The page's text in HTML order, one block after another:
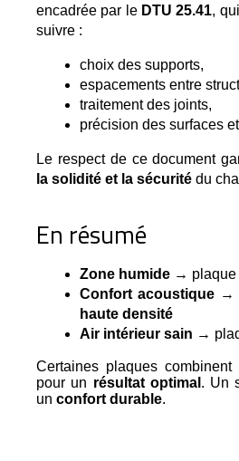
encadrée par le DTU 25.41,
suivre :
choix des supports,
espacements entre
traitement des joints,
précision des surfaces
Le respect de ce document
la solidité et la sécurité du
En résumé
Zone humide → plaque
Confort acoustique →
haute densité
Air intérieur sain →
Certaines plaques combinent
pour un résultat optimal . Un
un confort durable.